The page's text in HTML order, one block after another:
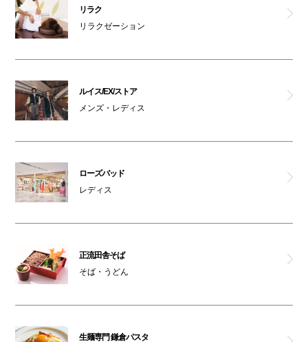
リラク
リラクゼーション
ルイス/EX/ストア
メンズ・レディス
ローズバッド
レディス
正流田舎そば
そば・うどん
生麺専門 鎌倉パスタ